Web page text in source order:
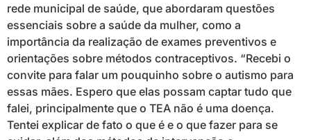
rede municipal de saúde, que abordaram questões
essenciais sobre a saúde da mulher, como a
importância da realização de exames preventivos e
orientações sobre métodos contraceptivos. “Recebi o
convite para falar um pouquinho sobre o autismo para
essas mães. Espero que elas possam captar tudo que
falei, principalmente que o TEA não é uma doença.
Tentei explicar de fato o que é e o que fazer para se